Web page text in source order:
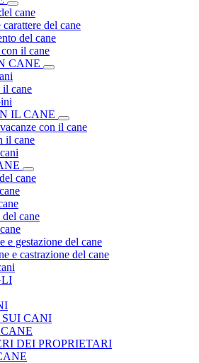
cane
carattere del cane
del cane
il cane
CANE
il cane
IL CANE
con il cane
il cane
cane
cane
e gestazione del cane
e castrazione del cane
CANI
DEI PROPRIETARI